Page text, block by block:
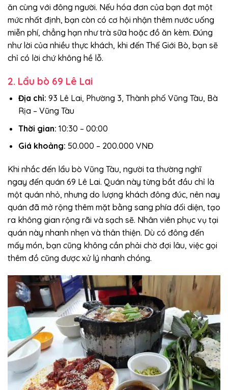
ăn cùng với đông người. Nếu hóa đơn của bạn đạt một
mức nhất định, bạn còn có cơ hội nhận thêm nước uống
miễn phí, chẳng hạn như trà sữa hoặc đồ ăn kèm. Đúng
như lời của nhiều thực khách, khi đến Thế Giới Bò, bạn sẽ
chỉ có lời chứ không hề lỗ.
2. Lẩu bò 69 Lê Lai
Địa chỉ: 93 Lê Lai, Phường 3, Thành phố Vũng Tàu, Bà
Rịa – Vũng Tàu
Thời gian: 10:30 – 00:00
Giá khoảng: 50.000 – 200.000 VNĐ
Khi nhắc đến lẩu bò Vũng Tàu, người ta thường nghĩ
ngay đến quán 69 Lê Lai. Quán này từng bắt đầu chỉ là
một quán nhỏ, nhưng do lượng khách đông đúc, nên nay
quán đã mở rộng thêm mặt bằng sang phía đối diện, tạo
ra không gian rộng rãi và sạch sẽ. Nhân viên phục vụ tại
quán này nhanh nhẹn và thân thiện. Dù có đông đến
mấy món, bạn cũng không cần phải chờ đợi lâu, việc gọi
thêm đồ cũng được xử lý nhanh chóng.